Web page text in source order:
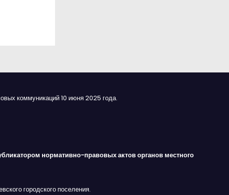
коммуникаций 10 июня 2025 года.
нормативно-правовых актов органов местного
городского поселения.